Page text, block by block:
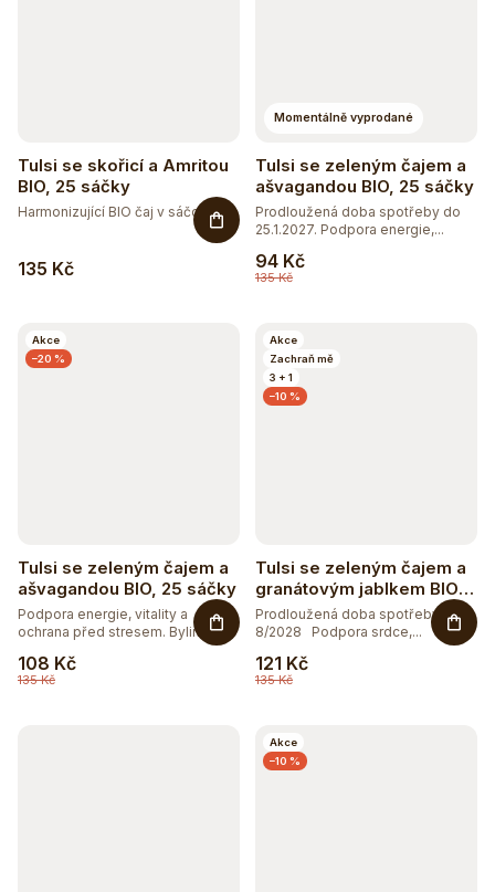
Tulsi se skořicí a Amritou
BIO, 25 sáčky
135 Kč
Harmonizující BIO čaj v sáčcích s...
Momentálně vyprodané
Tulsi se zeleným čajem a
ašvagandou BIO, 25 sáčky
135 Kč
94 Kč
Prodloužená doba spotřeby do
25.1.2027. Podpora energie,...
Akce
–20 %
Tulsi se zeleným čajem a
ašvagandou BIO, 25 sáčky
135 Kč
108 Kč
Podpora energie, vitality a
ochrana před stresem. Bylinná...
Akce
Zachraň mě
3 + 1
–10 %
Tulsi se zeleným čajem a
granátovým jablkem BIO,
25 sáčky
135 Kč
121 Kč
Prodloužená doba spotřeby
8/2028 Podpora srdce,...
Akce
–10 %